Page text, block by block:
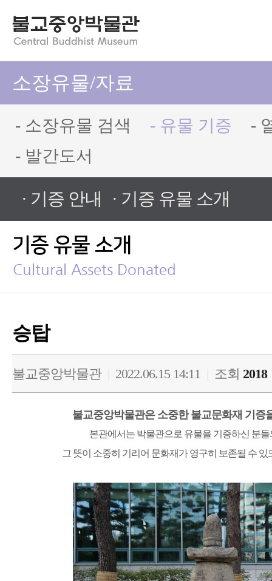
소장유물/자료
- 소장유물 검색 - 유물 기증
-
- 발간도서
· 기증 안내 · 기증 유물 소개
기증 유물 소개
Cultural Assets Donated
승탑
불교중앙박물관 2022.06.15 14:11 조회 2018
불교중앙박물관은 소중한 불교문화재 기증
본관에서는 박물관으로 유물을 기증하신 분
그 뜻이 소중히 기리어 문화재가 영구히 보존될 수 있